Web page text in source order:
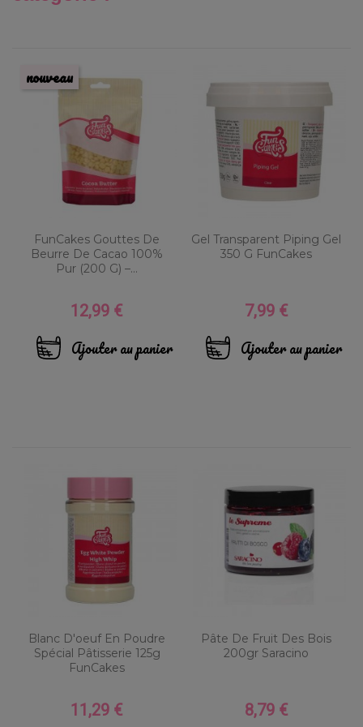
FunCakes Gouttes De
Beurre De Cacao 100%
Pur (200 G) –...
Prix
12,99 €
Ajouter au panier
nouveau
Gel Transparent Piping Gel
350 G FunCakes
Prix
7,99 €
Ajouter au panier
Blanc D'oeuf En Poudre
Spécial Pâtisserie 125g
FunCakes
Prix
11,29 €
Pâte De Fruit Des Bois
200gr Saracino
Prix
8,79 €